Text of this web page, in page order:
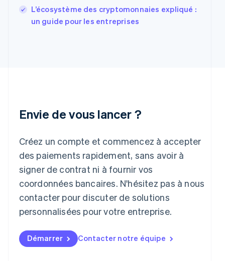
L’écosystème des cryptomonnaies expliqué :
un guide pour les entreprises
Envie de vous lancer ?
Créez un compte et commencez à accepter
des paiements rapidement, sans avoir à
signer de contrat ni à fournir vos
coordonnées bancaires. N'hésitez pas à nous
contacter pour discuter de solutions
personnalisées pour votre entreprise.
Démarrer Contacter notre équipe
English
Grèce
English
Japon
Lettonie
Liechtenstein
Deutsch English
Lituanie
Luxembourg
FrançaisDeutsch English
English简体中文
Malte